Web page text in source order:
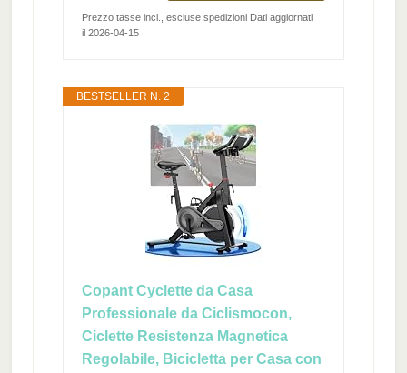
Prezzo tasse incl., escluse spedizioni Dati aggiornati
il 2026-04-15
BESTSELLER N. 2
Copant Cyclette da Casa
Professionale da Ciclismocon,
Ciclette Resistenza Magnetica
Regolabile, Bicicletta per Casa con